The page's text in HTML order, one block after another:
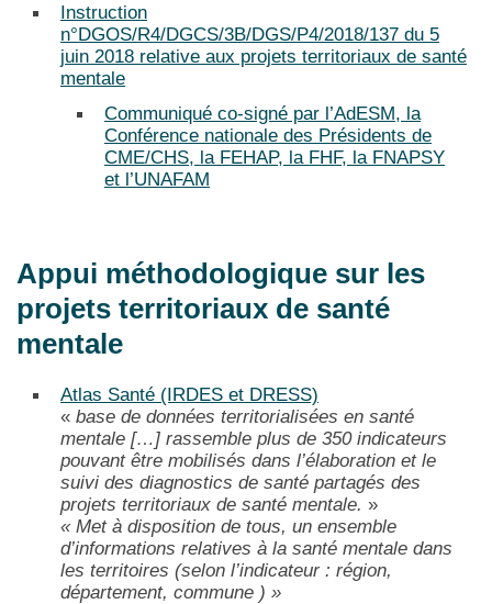
Instruction
n°DGOS/R4/DGCS/3B/DGS/P4/2018/137 du 5
juin 2018 relative aux projets territoriaux de santé
mentale
Communiqué co-signé par l’AdESM, la
Conférence nationale des Présidents de
CME/CHS, la FEHAP, la FHF, la FNAPSY
et l’UNAFAM
Appui méthodologique sur les
projets territoriaux de santé
mentale
Atlas Santé (IRDES et DRESS)
« base de données territorialisées en santé
mentale […] rassemble plus de 350 indicateurs
pouvant être mobilisés dans l’élaboration et le
suivi des diagnostics de santé partagés des
projets territoriaux de santé mentale. »
« Met à disposition de tous, un ensemble
d’informations relatives à la santé mentale dans
les territoires (selon l’indicateur : région,
département, commune ) »